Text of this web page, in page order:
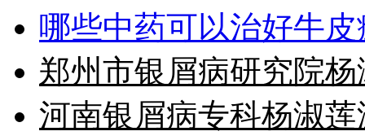
哪些中药可以治好牛皮
郑州市银屑病研究院
河南银屑病专科杨淑莲